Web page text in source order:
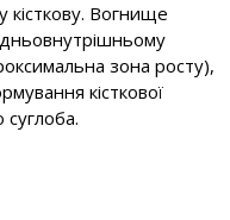
Вогнище
зона росту),
кісткової
суглоба.